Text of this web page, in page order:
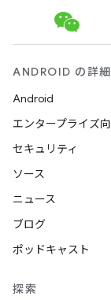
ANDROID の詳細
Android
エンタープライズ
セキュリティ
ソース
ニュース
ブログ
ポッドキャスト
探索